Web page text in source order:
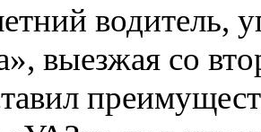
водитель,
выезжая со